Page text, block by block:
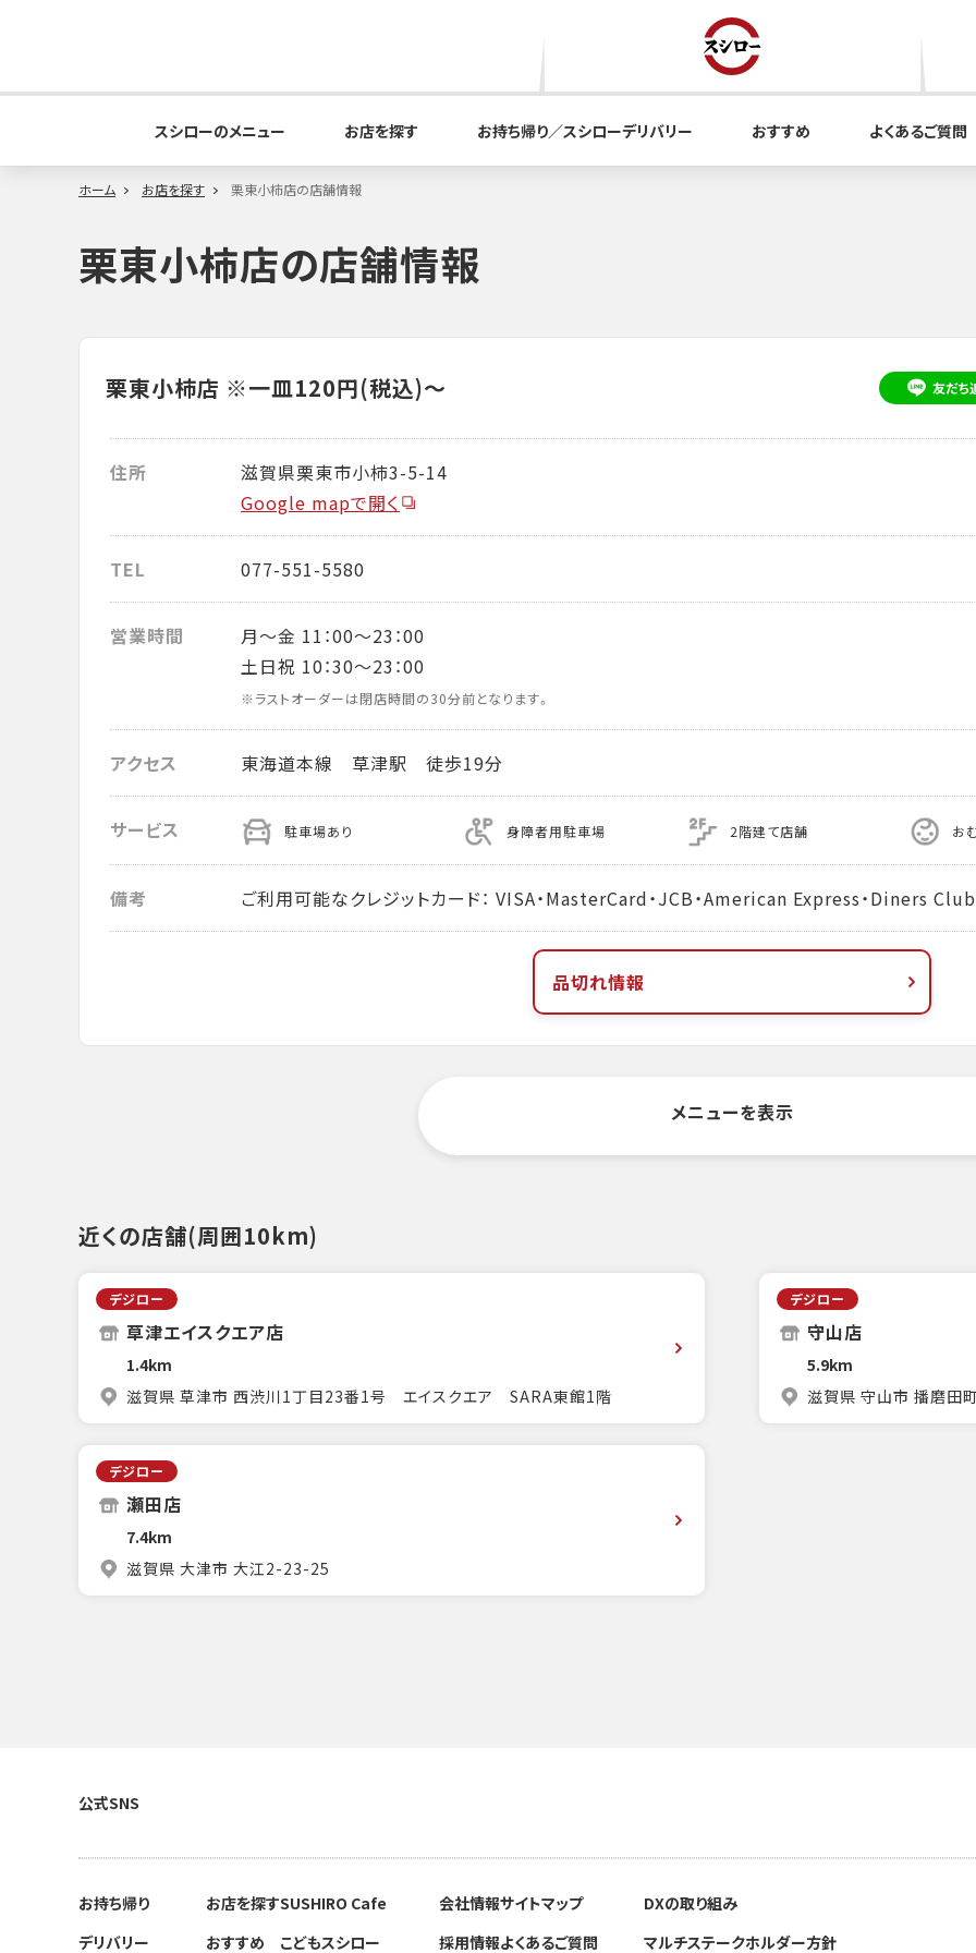
スシローのメニュー お店を探す お持ち帰り／スシローデリバリー おすすめ よくあるご質問
ホーム お店を探す 栗東小柿店の店舗情報
栗東小柿店の店舗情報
栗東小柿店 ※一皿120円(税込)～ 友だち
住所
滋賀県栗東市小柿3-5-14
Google mapで開く
TEL 077-551-5580
営業時間
月～金 11：00～23：00
土日祝 10：30～23：00
※ラストオーダーは閉店時間の30分前となります。
アクセス 東海道本線 草津駅 徒歩19分
サービス 駐車場あり 身障者用駐車場 2階建て店舗 お
備考 ご利用可能なクレジットカード： VISA・MasterCard・JCB・American Express・Diners Club
品切れ情報
メニューを表示
近くの店舗(周囲10km)
デジロー
草津エイスクエア店
1.4km
滋賀県 草津市 西渋川1丁目23番1号 エイスクエア SARA東館1階
デジロー
守山店
5.9km
滋賀県 守山市 播磨田
デジロー
瀬田店
7.4km
滋賀県 大津市 大江2-23-25
公式SNS
お持ち帰り
デリバリー
お店を探す
おすすめ
SUSHIRO Cafe
こどもスシロー
会社情報
採用情報
サイトマップ
よくあるご質問
DXの取り組み
マルチステークホルダー方針